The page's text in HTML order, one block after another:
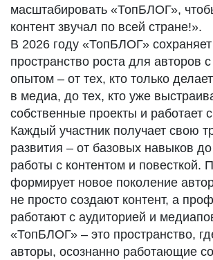
масштабировать «ТопБЛОГ»,
контент звучал по всей стране!».
В 2026 году «ТопБЛОГ»
пространство роста для авторов
опытом – от тех, кто только
в медиа, до тех, кто уже
собственные проекты и работает
Каждый участник получает свою
развития – от базовых навыков
работы с контентом и повесткой.
формирует новое поколение
не просто создают контент, а
работают с аудиторией и
«ТопБЛОГ» – это пространство,
авторы, осознанно работающие